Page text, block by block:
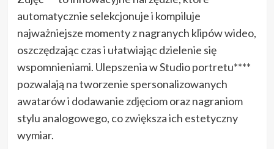
automatycznie selekcjonuje i kompiluje
najważniejsze momenty z nagranych klipów wideo,
oszczędzając czas i ułatwiając dzielenie się
wspomnieniami. Ulepszenia w Studio portretu****
pozwalają na tworzenie spersonalizowanych
awatarów i dodawanie zdjęciom oraz nagraniom
stylu analogowego, co zwiększa ich estetyczny
wymiar.